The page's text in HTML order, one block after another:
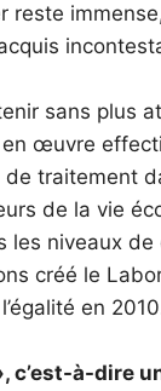
reste
sans plus
en œuvre
de traitement
de la vie
les niveaux de
créé le
l’égalité en
c’est-à-dire